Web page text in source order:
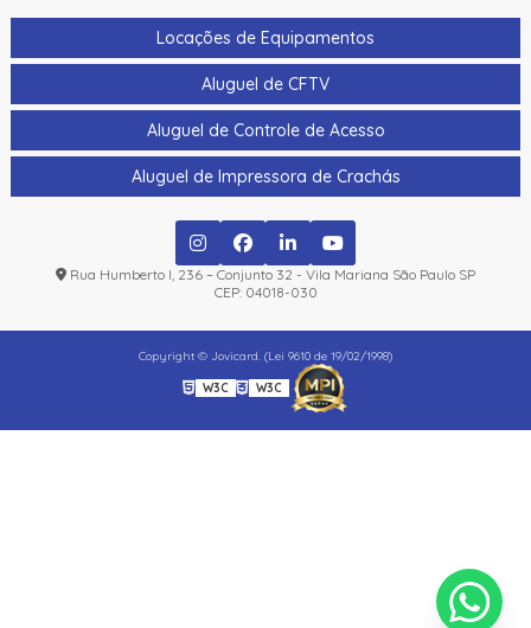
Locações de Equipamentos
Aluguel de CFTV
Aluguel de Controle de Acesso
Aluguel de Impressora de Crachás
Rua Humberto I, 236 – Conjunto 32 - Vila Mariana São Paulo SP
CEP: 04018-030
Copyright © Jovicard. (Lei 9610 de 19/02/1998)
W3C W3C